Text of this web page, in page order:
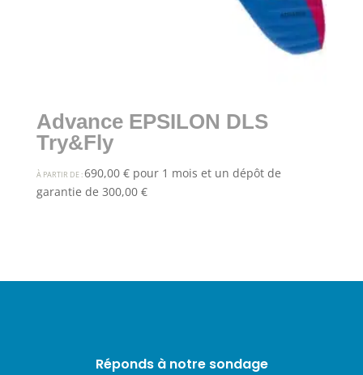
Advance EPSILON DLS
Try&Fly
À PARTIR DE :690,00 € pour 1 mois et un dépôt de
garantie de 300,00 €
Réponds à notre sondage